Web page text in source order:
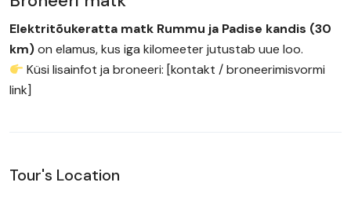
Elektritõukeratta matk Rummu ja Padise kandis (30
km)on elamus, kus iga kilomeeter jutustab uue loo.
Küsi lisainfot ja broneeri: [kontakt / broneerimisvormi
link]
Tour's Location